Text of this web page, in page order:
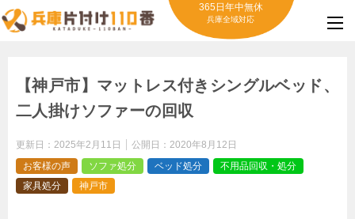
365日年中無休
兵庫全域対応
【神戸市】マットレス付きシングルベッド、
二人掛けソファーの回収
更新日： 2025年2月11日 公開日： 2020年8月12日
お客様の声
ソファ処分 ベッド処分
不用品回収・処分
家具処分
神戸市